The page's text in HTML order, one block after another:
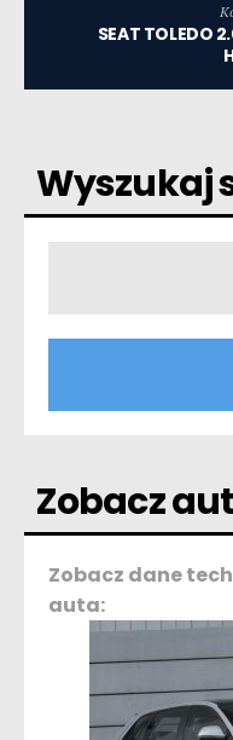
SEAT TOLEDO
Wyszukaj
Zobacz
Zobacz dane
auta: